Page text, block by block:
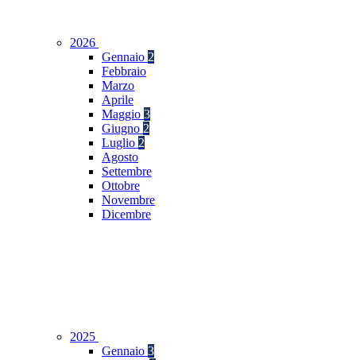
2026
Gennaio 2
Febbraio
Marzo
Aprile
Maggio 3
Giugno 2
Luglio 2
Agosto
Settembre
Ottobre
Novembre
Dicembre
2025
Gennaio 3